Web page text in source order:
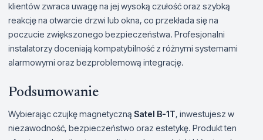
klientów zwraca uwagę na jej wysoką czułość oraz szybką
reakcję na otwarcie drzwi lub okna, co przekłada się na
poczucie zwiększonego bezpieczeństwa. Profesjonalni
instalatorzy doceniają kompatybilność z różnymi systemami
alarmowymi oraz bezproblemową integrację.
Podsumowanie
Wybierając czujkę magnetyczną Satel B-1T, inwestujesz w
niezawodność, bezpieczeństwo oraz estetykę. Produkt ten